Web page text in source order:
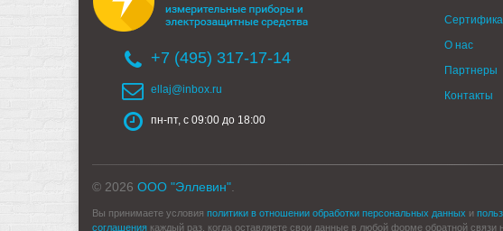
+7 (495) 317-17-14
ellaj@inbox.ru
пн-пт, с 09:00 до 18:00
О нас
Партнеры
Контакты
© 2026 ООО "Эллевин".
Вы принимаете условия политики в отношении обработки персональных данных и
соглашения каждый раз, когда оставляете свои данные в любой форме обратной связи